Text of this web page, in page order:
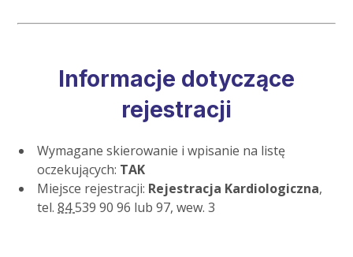
Informacje dotyczące
rejestracji
Wymagane skierowanie i wpisanie na listę
oczekujących: TAK
Miejsce rejestracji: Rejestracja Kardiologiczna,
tel.84539 90 96 lub 97, wew. 3